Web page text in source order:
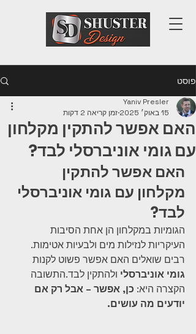
פוסט
האם אפשר להתקין מקלחון
עם גומי אוניברסלי לבד?
Yaniv Presler
15 באוק׳ 2025
זמן קריאה 2 דקות
האם אפשר להתקין
מקלחון עם גומי אוניברסלי
לבד?
הגומיות במקלחון הן אחת הסיבות
העיקריות לנזילות מים ולבעיות אטימות.
רבים שואלים האם אפשר פשוט לקנות
גומי אוניברסלי ולהתקין לבד.התשובה
הקצרה היא: כן, אפשר – אבל רק אם
יודעים מה עושים.